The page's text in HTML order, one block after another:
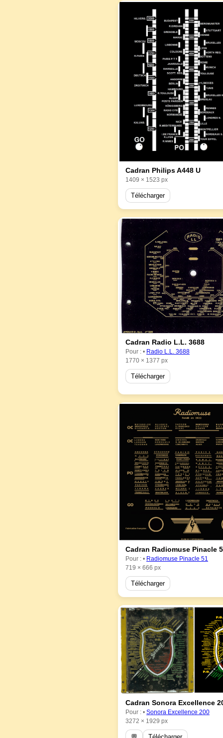
Cadran Philips A448 U
1409 × 1523 px
Télécharger
Cadran Radio L.L. 3688
Pour : • Radio L.L. 3688
1770 × 1377 px
Télécharger
Cadran Radiomuse Pinacle
Pour : • Radiomuse Pinacle 51
719 × 666 px
Télécharger
Cadran Sonora Excellence
Pour : • Sonora Excellence 200
3272 × 1929 px